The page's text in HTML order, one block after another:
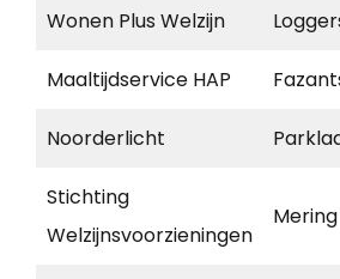
Wonen Plus Welzijn
Maaltijdservice HAP
Noorderlicht
Stichting
Welzijnsvoorzieningen
Mering